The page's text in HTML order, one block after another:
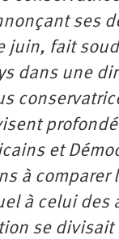
çant ses d
juin, fait
dans une
profondé
et Dé
à comparer
à celui des
se